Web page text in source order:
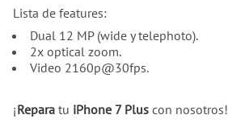
Lista de features:
Dual 12 MP (wide y telephoto).
2x optical zoom.
Video 2160p@30fps.
¡Repara tu iPhone 7 Plus con nosotros!